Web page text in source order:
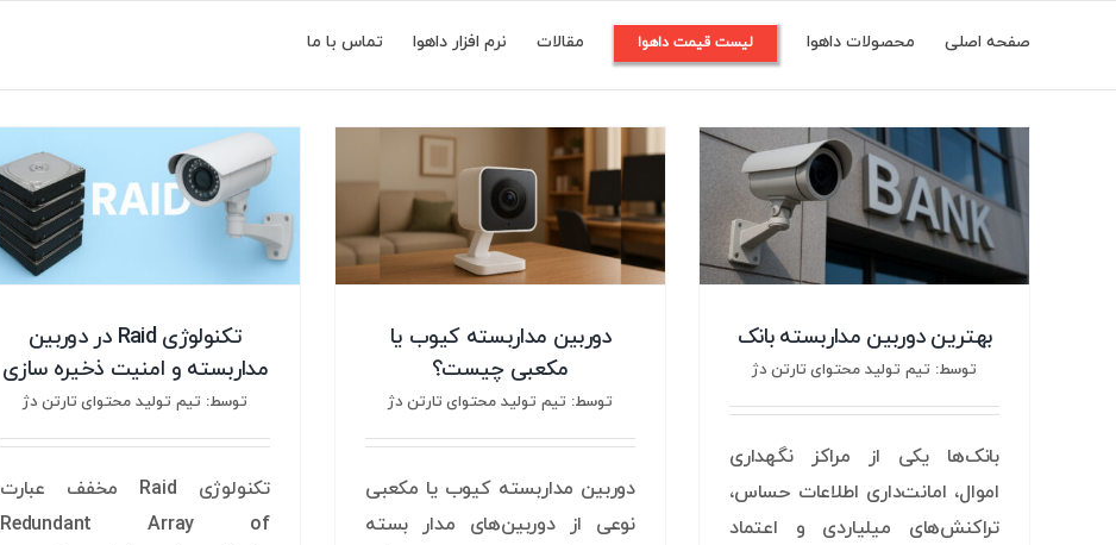
content
صفحه اصلی محصولات داهوا لیست قیمت داهوا مقالات نرم افزار داهوا تماس با ما
بهترین دوربین مداربسته بانک
توسط: تیم تولید محتوای تارتن دژ
بانک‌ها یکی از مراکز نگهداری
اموال، امانت‌داری اطلاعات حساس،
تراکنش‌های میلیاردی و اعتماد
دوربین مداربسته کیوب یا
مکعبی چیست؟
توسط: تیم تولید محتوای تارتن دژ
دوربین مداربسته کیوب یا مکعبی
نوعی از دوربین‌های مدار بسته
تکنولوژی Raid در دوربین
مداربسته و امنیت ذخیره سازی
توسط: تیم تولید محتوای تارتن دژ
تکنولوژی Raid مخفف عبارت
Redundant Array of